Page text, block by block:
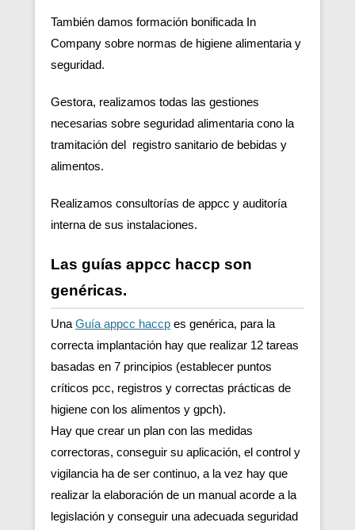
También damos formación bonificada In
Company sobre normas de higiene alimentaria y
seguridad.
Gestora, realizamos todas las gestiones
necesarias sobre seguridad alimentaria cono la
tramitación del registro sanitario de bebidas y
alimentos.
Realizamos consultorías de appcc y auditoría
interna de sus instalaciones.
Las guías appcc haccp son
genéricas.
Una Guía appcc haccp es genérica, para la
correcta implantación hay que realizar 12 tareas
basadas en 7 principios (establecer puntos
críticos pcc, registros y correctas prácticas de
higiene con los alimentos y gpch).
Hay que crear un plan con las medidas
correctoras, conseguir su aplicación, el control y
vigilancia ha de ser continuo, a la vez hay que
realizar la elaboración de un manual acorde a la
legislación y conseguir una adecuada seguridad